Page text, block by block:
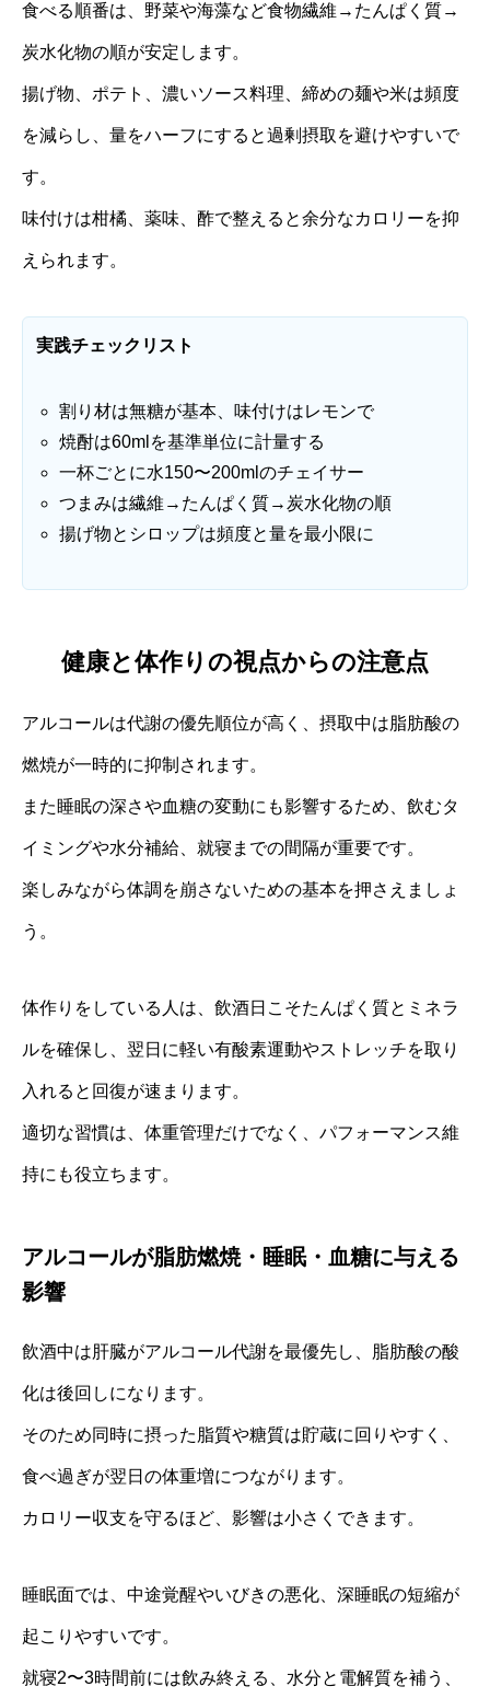
食べる順番は、野菜や海藻など食物繊維→たんぱく質→
炭水化物の順が安定します。
揚げ物、ポテト、濃いソース料理、締めの麺や米は頻度
を減らし、量をハーフにすると過剰摂取を避けやすいで
す。
味付けは柑橘、薬味、酢で整えると余分なカロリーを抑
えられます。
実践チェックリスト
割り材は無糖が基本、味付けはレモンで
焼酎は60mlを基準単位に計量する
一杯ごとに水150〜200mlのチェイサー
つまみは繊維→たんぱく質→炭水化物の順
揚げ物とシロップは頻度と量を最小限に
健康と体作りの視点からの注意点
アルコールは代謝の優先順位が高く、摂取中は脂肪酸の
燃焼が一時的に抑制されます。
また睡眠の深さや血糖の変動にも影響するため、飲むタ
イミングや水分補給、就寝までの間隔が重要です。
楽しみながら体調を崩さないための基本を押さえましょ
う。
体作りをしている人は、飲酒日こそたんぱく質とミネラ
ルを確保し、翌日に軽い有酸素運動やストレッチを取り
入れると回復が速まります。
適切な習慣は、体重管理だけでなく、パフォーマンス維
持にも役立ちます。
アルコールが脂肪燃焼・睡眠・血糖に与える
影響
飲酒中は肝臓がアルコール代謝を最優先し、脂肪酸の酸
化は後回しになります。
そのため同時に摂った脂質や糖質は貯蔵に回りやすく、
食べ過ぎが翌日の体重増につながります。
カロリー収支を守るほど、影響は小さくできます。
睡眠面では、中途覚醒やいびきの悪化、深睡眠の短縮が
起こりやすいです。
就寝2〜3時間前には飲み終える、水分と電解質を補う、